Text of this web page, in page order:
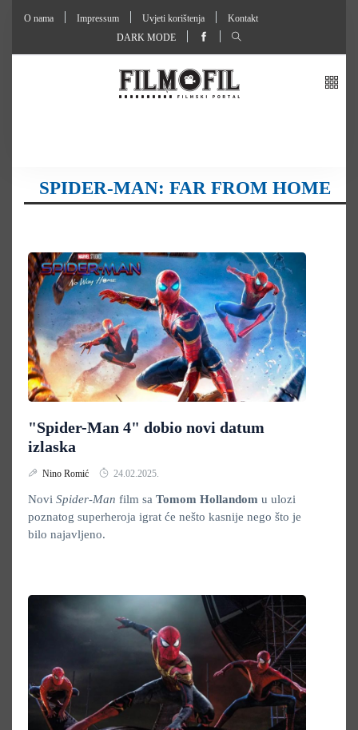
O nama Impressum Uvjeti korištenja
Kontakt
DARK MODE
SPIDER-MAN: FAR FROM HOME
"Spider-Man 4" dobio novi datum
izlaska
Nino Romić 24.02.2025.
Novi Spider-Man film sa Tomom Hollandom u ulozi
poznatog superheroja igrat će nešto kasnije nego što je
bilo najavljeno.